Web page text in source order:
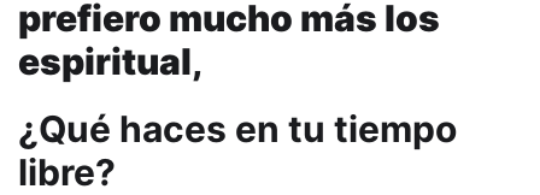
prefiero mucho más los
espiritual,
¿Qué haces en tu tiempo
libre?